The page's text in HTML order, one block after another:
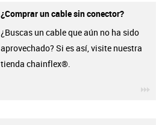
¿Comprar un cable sin conector?
¿Buscas un cable que aún no ha sido
aprovechado? Si es así, visite nuestra
tienda chainflex®.